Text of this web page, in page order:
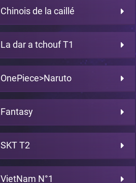
Chinois de la caillé
La dar a tchouf T1
OnePiece>Naruto
Fantasy
SKT T2
VietNam N°1